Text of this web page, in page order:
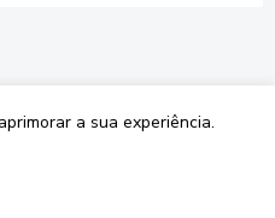
a sua experiência.